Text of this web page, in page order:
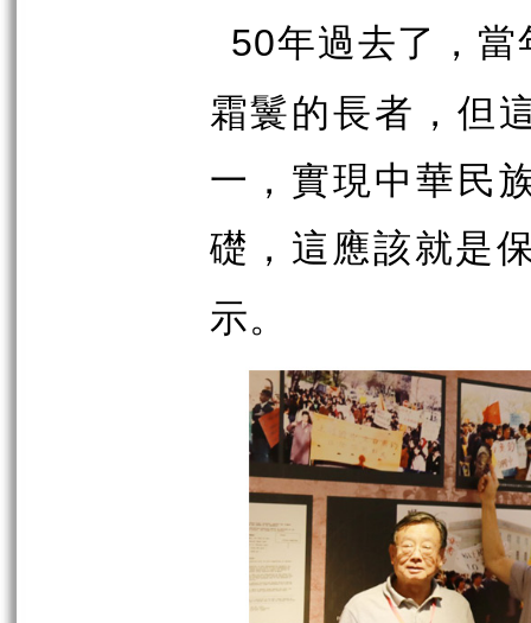
50年過去了，
霜鬟的長者，但
一，實現中華民
礎，這應該就是
示。